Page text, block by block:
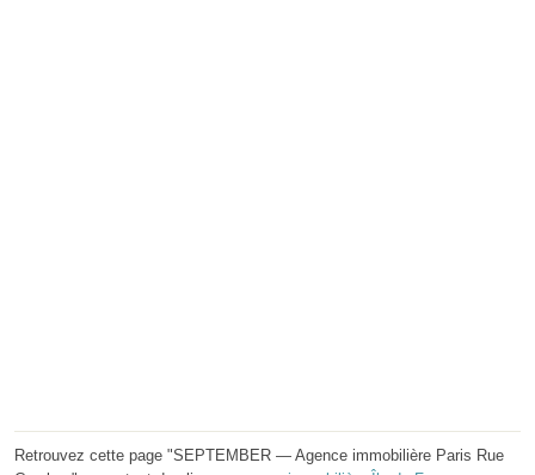
Retrouvez cette page "SEPTEMBER — Agence immobilière Paris Rue